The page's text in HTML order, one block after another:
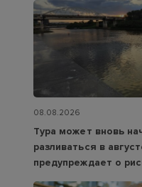
08.08.2026
Тура может вновь
разливаться в
предупреждает о